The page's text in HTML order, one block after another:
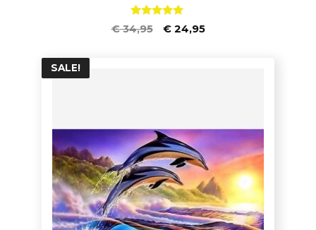
5.00
von 5
€34,95 €24,95
SALE!